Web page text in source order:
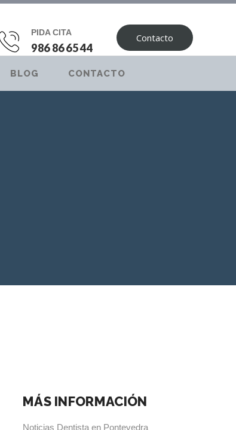
PIDA CITA
986 86 65 44
Contacto
BLOG CONTACTO
MÁS INFORMACIÓN
Noticias Dentista en Pontevedra